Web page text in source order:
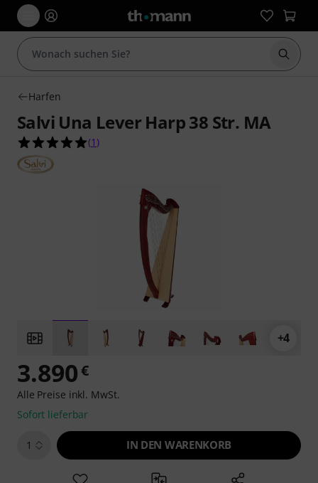
Suche
Harfen
Salvi Una Lever Harp 38 Str. MA
5.0 von 5 Sternen aus 1 Kundenbewertungen
(1 )
+4
3.890€
Alle Preise inkl. MwSt.
Sofort lieferbar
1 IN DEN WARENKORB